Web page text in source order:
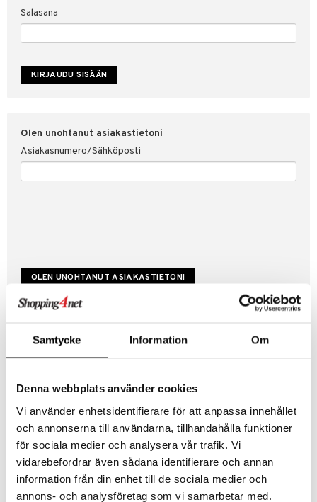
Samtycke Information Om
Denna webbplats använder cookies
Vi använder enhetsidentifierare för att anpassa innehållet
och annonserna till användarna, tillhandahålla funktioner
för sociala medier och analysera vår trafik. Vi
vidarebefordrar även sådana identifierare och annan
information från din enhet till de sociala medier och
annons- och analysföretag som vi samarbetar med.
Tuotemerkkejä
Salasana
Olen unohtanut asiakastietoni
Asiakasnumero/Sähköposti
Luo uusi asiakas
Hyviä tarjouksia
Kestotilaus
Arvostele tuotteita
Toivelistat
LUO ASIAKAS
myyntiehdot
suojaus